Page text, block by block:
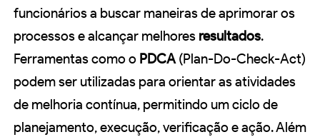
funcionários a buscar maneiras de aprimorar os
processos e alcançar melhores resultados.
Ferramentas como o PDCA(Plan-Do-Check-Act)
podem ser utilizadas para orientar as atividades
de melhoria contínua, permitindo um ciclo de
planejamento, execução, verificação e ação. Além